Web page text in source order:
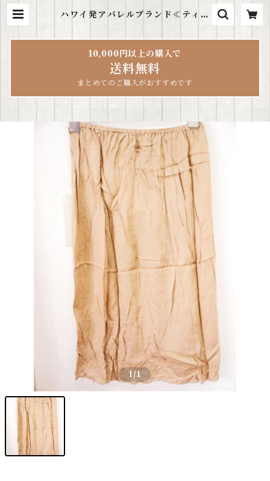
ハワイ発アパレルブランド≪ティア
aLea
10,000円以上の購入で
送料無料
まとめてのご購入がおすすめです
1/1